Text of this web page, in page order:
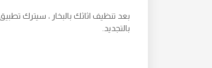
بعد تنظيف اثاثك بالبخار ، سيترك
بالتجديد.